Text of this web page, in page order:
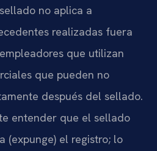
no aplica a
realizadas fuera
que utilizan
que pueden no
después del sellado.
entender que el sellado
(expunge) el registro; lo